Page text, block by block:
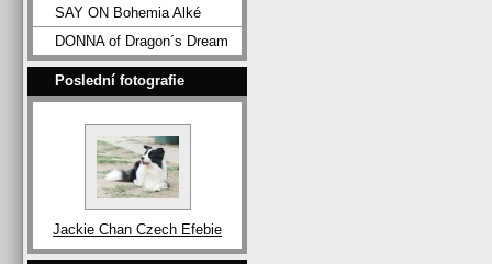
SAY ON Bohemia Alké
DONNA of Dragon´s Dream
Poslední fotografie
Jackie Chan Czech Efebie